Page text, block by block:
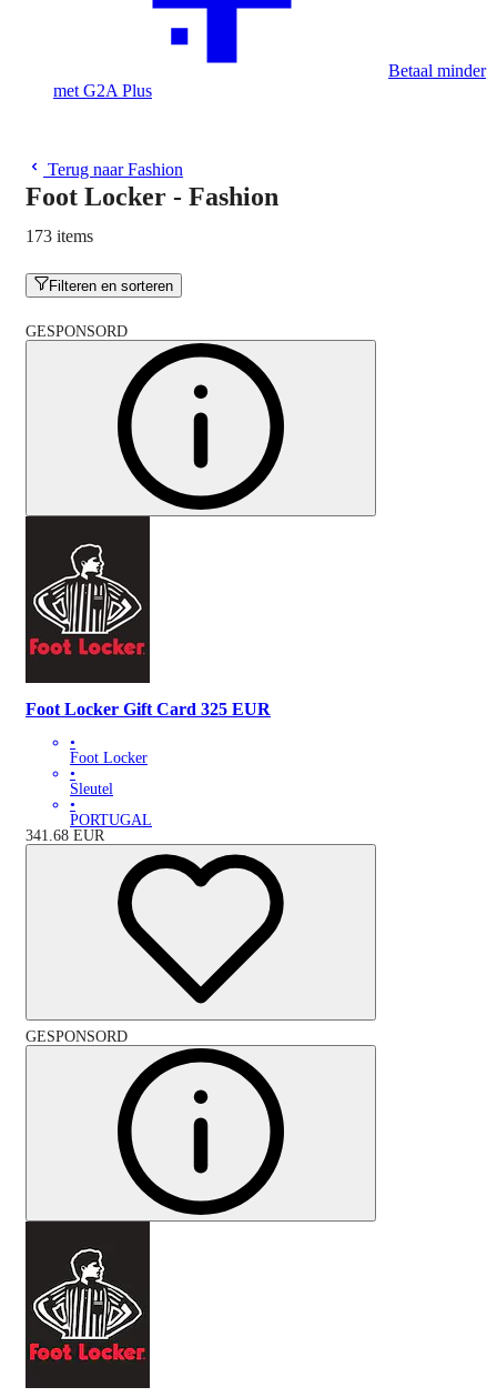
Betaal minder
met G2A Plus
Terug naar Fashion
Foot Locker - Fashion
173 items
Filteren en sorteren
GESPONSORD
Foot Locker Gift Card 325 EUR
•
Foot Locker
•
Sleutel
•
PORTUGAL
341.68 EUR
GESPONSORD